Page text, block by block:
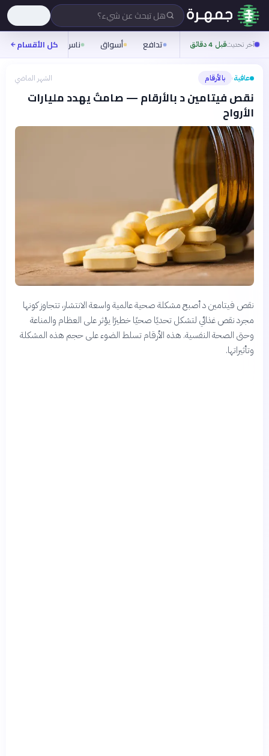
هل تبحث عن شيء؟
آخر تحديثقبل 4 دقائق تدافع أسواق ناس روح
كل الأقسام
عافية› بالأرقام الشهر الماضي
نقص فيتامين د بالأرقام — صامتٌ يهدد مليارات
الأرواح
نقص فيتامين د أصبح مشكلة صحية عالمية واسعة الانتشار، تتجاوز كونها
مجرد نقص غذائي لتشكل تحديًا صحيًا خطيرًا يؤثر على العظام والمناعة
وحتى الصحة النفسية. هذه الأرقام تسلط الضوء على حجم هذه المشكلة
وتأثيراتها.